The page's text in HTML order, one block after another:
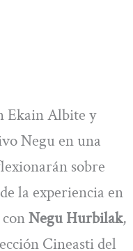
Ekain Albite y
Negu en una
sobre
la experiencia en
Negu Hurbilak,
Cineasti del